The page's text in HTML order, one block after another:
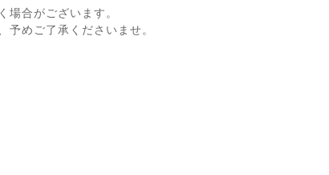
合がございます。
めご了承くださいませ。